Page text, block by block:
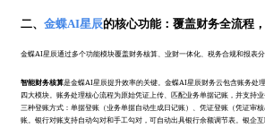
二、金蝶AI星辰的核心功能：覆盖财务全流程
金蝶AI星辰通过多个功能模块覆盖财务核算、业财一体化、税务合规和报表分
智能财务核算是金蝶AI星辰提升效率的关键。金蝶AI星辰财务云包含账务处
四大模块。账务处理核心流程为原始凭证上传、匹配业务单据记账，并支持
三种登账方式：单据登账（业务单据自动生成日记账）、凭证登账（凭证审
账。银行对账支持自动勾对和手工勾对，可自动出具银行余额调节表。银企